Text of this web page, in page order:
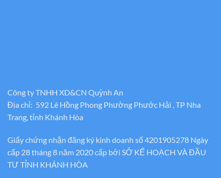
Công ty TNHH XD&CN Quỳnh An
Địa chỉ: 592 Lê Hồng Phong Phường Phước Hải , TP Nha
Trang, tỉnh Khánh Hòa
Giấy chứng nhận đăng ký kinh doanh số 4201905278 Ngày
cấp 28 tháng 8 năm 2020 cấp bới SỞ KẾ HOẠCH VÀ ĐẦU
TƯ TỈNH KHÁNH HÒA